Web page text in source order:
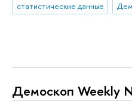
статистические данные
Демоскоп Weekly